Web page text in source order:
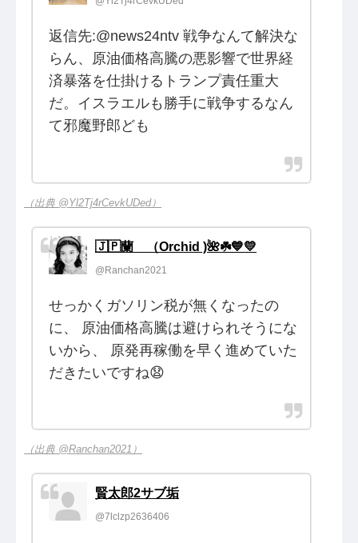
返信先:@news24ntv 戦争なんて解決な
らん、原油価格高騰の悪影響で世界経
済暴落を仕掛けるトランプ責任重大
だ。イスラエルも勝手に戦争するなん
て邪魔野郎ども
（出典 @Yl2Tj4rCevkUDed）
🇯🇵蘭 （Orchid )🌺☘️💙💛
@Ranchan2021
せっかくガソリン税が無くなったの
に、 原油価格高騰は避けられそうにな
いから、 原発再稼働を早く進めていた
だきたいですね😧
（出典 @Ranchan2021）
賢太郎2サブ垢
@7lclzp2636406